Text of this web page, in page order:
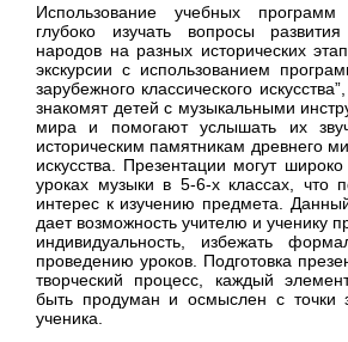
Использование учебных
глубоко изучать вопросы
народов на разных исторических
экскурсии с использованием
зарубежного классического
знакомят детей с музыкальными
мира и помогают услышать их
историческим памятникам древнего
искусства. Презентации могут
уроках музыки в 5-6-x классах, что
интерес к изучению предмета.
дает возможность учителю и ученику
индивидуальность, избежать
проведению уроков. Подготовка
творческий процесс, каждый
быть продуман и осмыслен с точки
ученика.